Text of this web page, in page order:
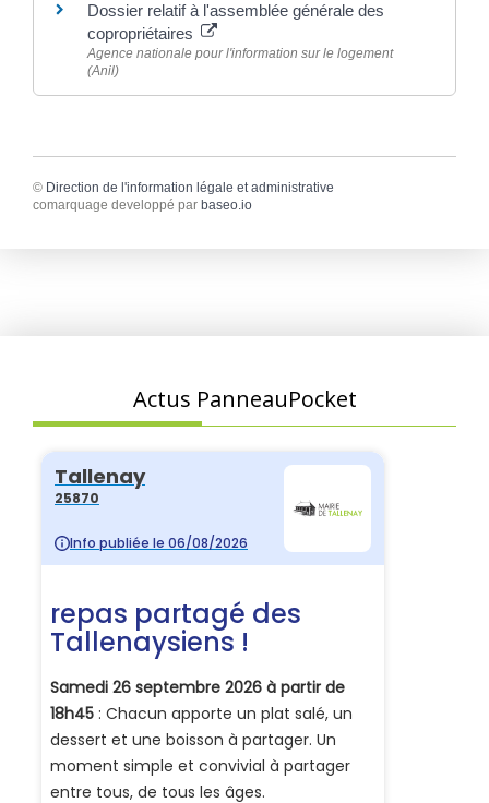
Dossier relatif à l'assemblée générale des
copropriétaires
Agence nationale pour l'information sur le logement
(Anil)
© Direction de l'information légale et administrative
comarquage developpé par baseo.io
Actus PanneauPocket